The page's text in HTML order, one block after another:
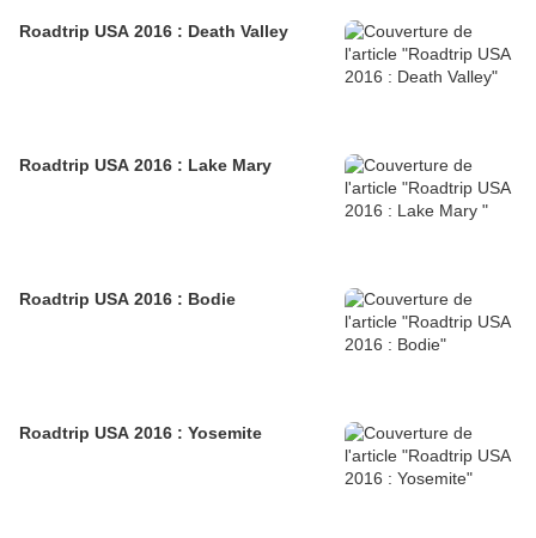
Roadtrip USA 2016 : Death Valley
Roadtrip USA 2016 : Lake Mary
Roadtrip USA 2016 : Bodie
Roadtrip USA 2016 : Yosemite